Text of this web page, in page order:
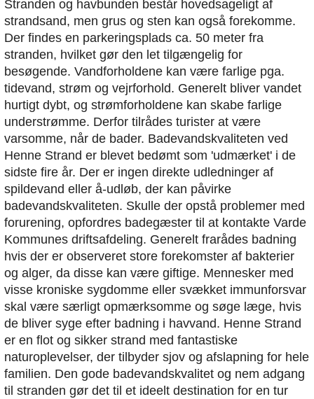
Stranden og havbunden består hovedsageligt af
strandsand, men grus og sten kan også forekomme.
Der findes en parkeringsplads ca. 50 meter fra
stranden, hvilket gør den let tilgængelig for
besøgende. Vandforholdene kan være farlige pga.
tidevand, strøm og vejrforhold. Generelt bliver vandet
hurtigt dybt, og strømforholdene kan skabe farlige
understrømme. Derfor tilrådes turister at være
varsomme, når de bader. Badevandskvaliteten ved
Henne Strand er blevet bedømt som 'udmærket' i de
sidste fire år. Der er ingen direkte udledninger af
spildevand eller å-udløb, der kan påvirke
badevandskvaliteten. Skulle der opstå problemer med
forurening, opfordres badegæster til at kontakte Varde
Kommunes driftsafdeling. Generelt frarådes badning
hvis der er observeret store forekomster af bakterier
og alger, da disse kan være giftige. Mennesker med
visse kroniske sygdomme eller svækket immunforsvar
skal være særligt opmærksomme og søge læge, hvis
de bliver syge efter badning i havvand. Henne Strand
er en flot og sikker strand med fantastiske
naturoplevelser, der tilbyder sjov og afslapning for hele
familien. Den gode badevandskvalitet og nem adgang
til stranden gør det til et ideelt destination for en tur